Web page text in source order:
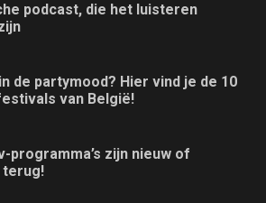
podcast, die het luisteren
de partymood? Hier vind je de 10
van België!
programma’s zijn nieuw of
terug!